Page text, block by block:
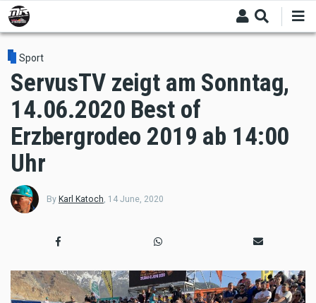
Skip
to
main
content
Sport
ServusTV zeigt am Sonntag,
14.06.2020 Best of
Erzbergrodeo 2019 ab 14:00
Uhr
By Karl Katoch 14 June, 2020